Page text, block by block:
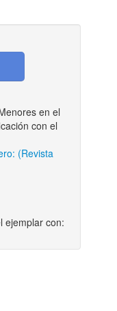
en el
con el
(Revista
ejemplar con: